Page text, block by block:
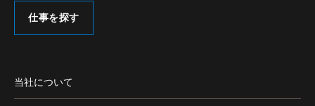
仕事を探す
当社について